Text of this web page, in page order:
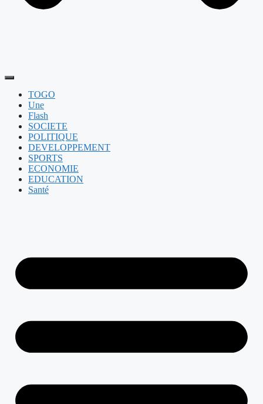
TOGO
Une
Flash
SOCIETE
POLITIQUE
DEVELOPPEMENT
SPORTS
ECONOMIE
EDUCATION
Santé